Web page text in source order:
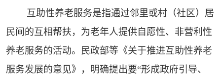
互助性养老服务是指通过邻里或村（社区）居
民间的互相帮扶，为老年人提供自愿性、非营利性
养老服务的活动。民政部等《关于推进互助性养老
服务发展的意见》，明确提出要“形成政府引导、